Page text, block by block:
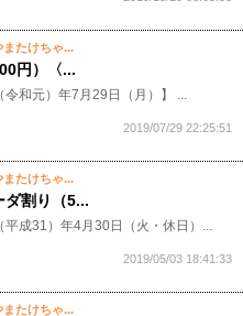
たけちゃ...
円）〈...
令和元）年7月29日（月）】 ...
2019/07/29 22:25:51
たけちゃ...
割り（5...
平成31）年4月30日（火・休日）...
2019/05/03 18:41:33
たけちゃ...